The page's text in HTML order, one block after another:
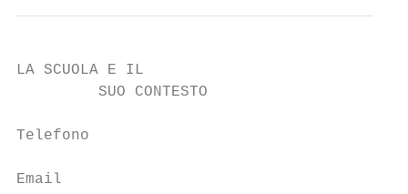
LA SCUOLA E IL
SUO CONTESTO
Telefono
Email